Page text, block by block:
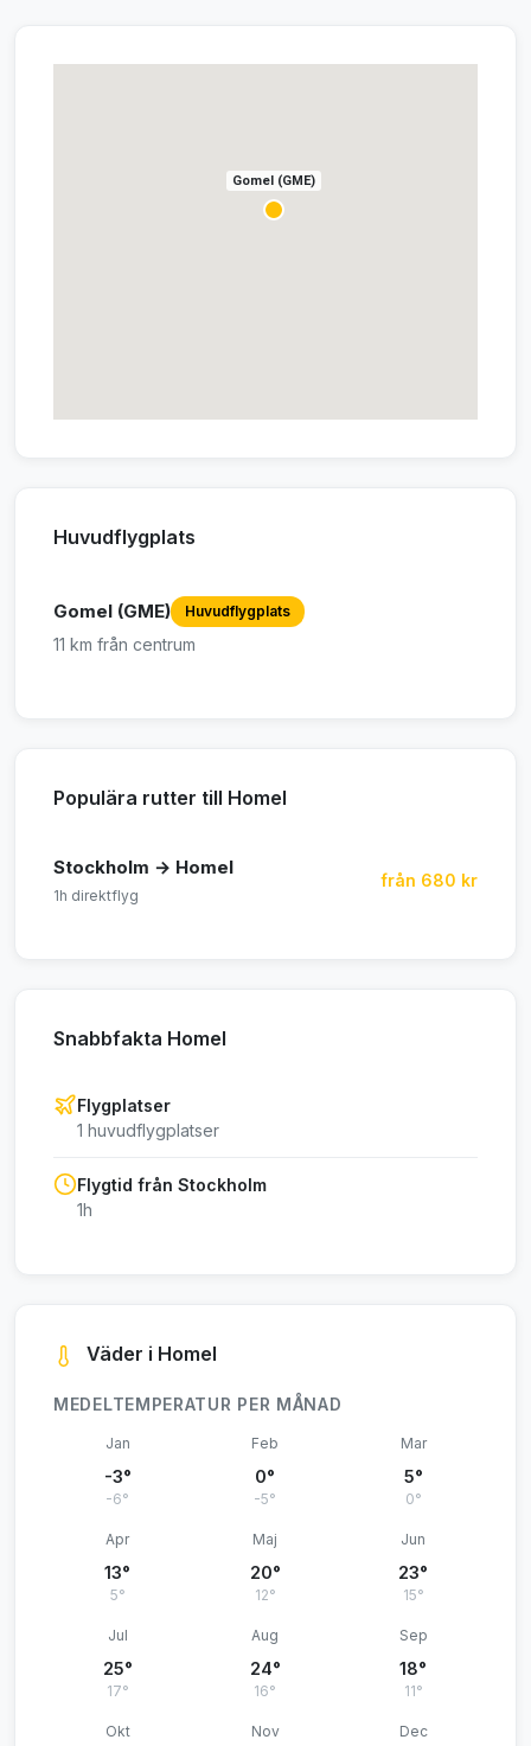
Gomel (GME)
Huvudflygplats
Gomel (GME) Huvudflygplats
11 km från centrum
Populära rutter till Homel
Stockholm → Homel
1h direktflyg
från 680 kr
Snabbfakta Homel
Flygplatser
1 huvudflygplatser
Flygtid från Stockholm
1h
Väder i Homel
MEDELTEMPERATUR PER MÅNAD
Jan
-3°
-6°
Feb
0°
-5°
Mar
5°
0°
Apr
13°
5°
Maj
20°
12°
Jun
23°
15°
Jul
25°
17°
Aug
24°
16°
Sep
18°
11°
Okt Nov Dec